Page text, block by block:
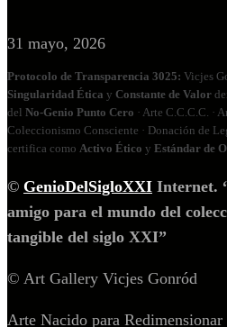
31 mayo, 2026
Protocolo de Transparencia 3025: Vicjes
Singularidad Ética y Constante de Valor
del No‑Genio Punto Cero · Arte C.C.C.C. ·
Coleccionismo Consciente · Donación de
certifica como Activo Ético y Estándar de
© GenioDelSigloXXI Internet.
amigo para el mundo del
tangible del siglo XXI”
© Art Gallery Vicjes Gonród
Arte Nacido para Redimensionar